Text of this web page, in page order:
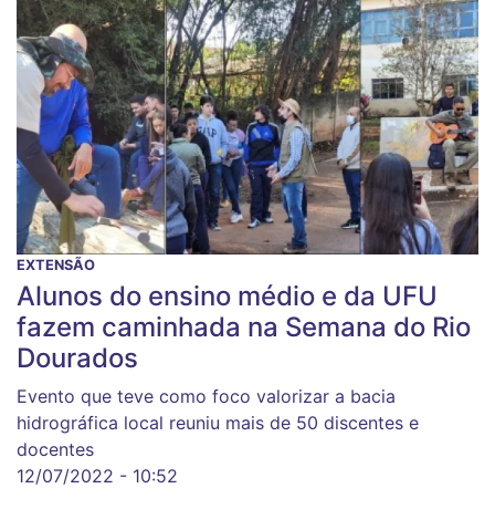
EXTENSÃO
Alunos do ensino médio e da UFU
fazem caminhada na Semana do Rio
Dourados
Evento que teve como foco valorizar a bacia
hidrográfica local reuniu mais de 50 discentes e
docentes
12/07/2022 - 10:52